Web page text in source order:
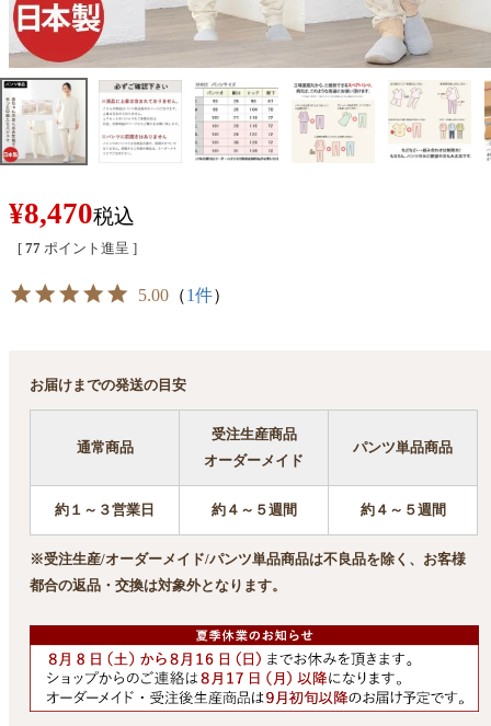
¥8,470税込
[ 77 ポイント進呈 ]
5.00 （1件）
お届けまでの発送の目安
通常商品
受注生産商品
オーダーメイド
パンツ単品商品
約１～３営業日 約４～５週間 約４～５週間
※受注生産/オーダーメイド/パンツ単品商品は不良品を除く、お客様
都合の返品・交換は対象外となります。